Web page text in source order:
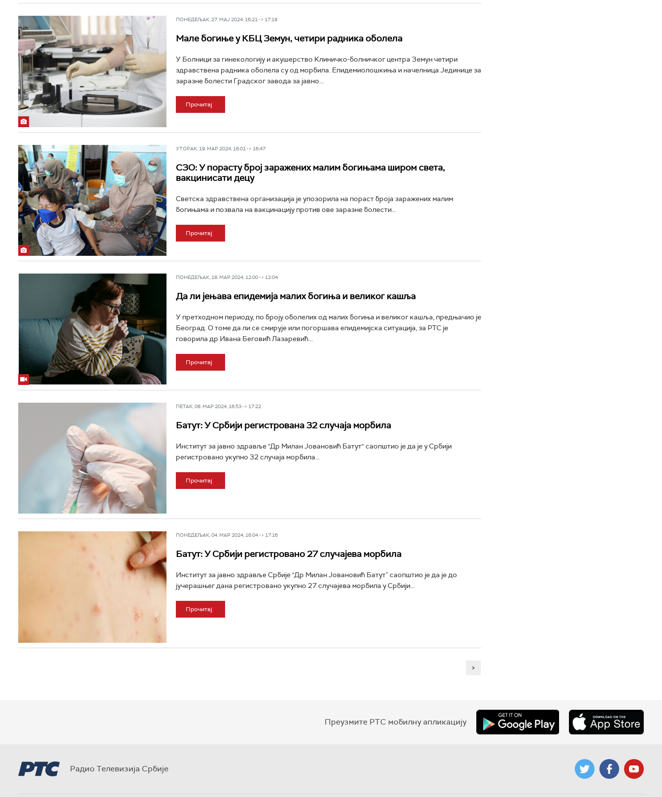
ПОНЕДЕЉАК, 27. МАЈ 2024, 16:21 -> 17:18
Мале богиње у КБЦ Земун, четири радника оболела
У Болници за гинекологију и акушерство Kлиничко-болничког центра Земун четири
здравствена радника оболела су од морбила. Епидемиолошкиња и начелница Јединице за
заразне болести Градског завода за јавно...
Прочитај
УТОРАК, 19. МАР 2024, 16:01 -> 16:47
СЗО: У порасту број заражених малим богињама широм света,
вакцинисати децу
Светска здравствена организација је упозорила на пораст броја заражених малим
богињама и позвала на вакцинацију против ове заразне болести...
Прочитај
ПОНЕДЕЉАК, 18. МАР 2024, 12:00 -> 12:04
Да ли јењава епидемија малих богиња и великог кашља
У претходном периоду, по броју оболелих од малих богиња и великог кашља, предњачио је
Београд. О томе да ли се смирује или погоршава епидемијска ситуација, за РТС је
говорила др Ивана Беговић Лазаревић...
Прочитај
ПЕТАК, 08. МАР 2024, 16:53 -> 17:22
Батут: У Србији регистрована 32 случаја морбила
Институт за јавно здравље "Др Милан Јовановић Батут" саопштио је да је у Србији
регистровано укупно 32 случаја морбила...
Прочитај
ПОНЕДЕЉАК, 04. МАР 2024, 16:04 -> 17:16
Батут: У Србији регистровано 27 случајева морбила
Институт за јавно здравље Србије "Др Милан Јовановић Батут” саопштио је да је до
јучерашњег дана регистровано укупно 27 случајева морбила у Србији...
Прочитај
>
Преузмите РТС мобилну апликацију
Радио Телевизија Србије